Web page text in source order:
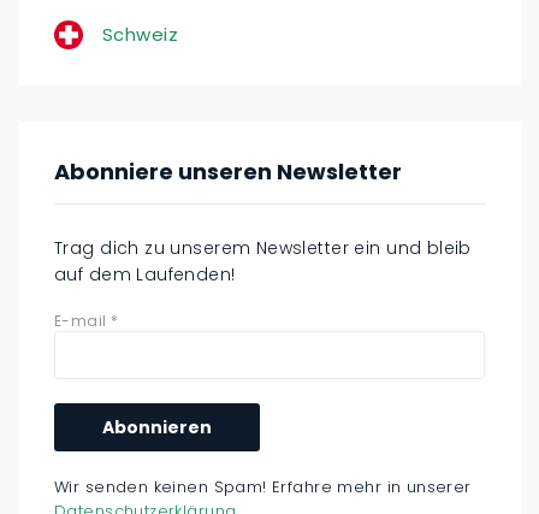
Schweiz
Abonniere unseren Newsletter
Trag dich zu unserem Newsletter ein und bleib
auf dem Laufenden!
E-mail *
Wir senden keinen Spam! Erfahre mehr in unserer